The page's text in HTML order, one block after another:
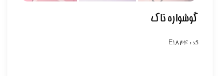
گوشواره تاک
کد : E1834